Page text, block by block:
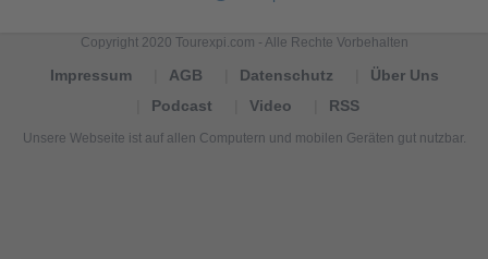
Copyright 2020 Tourexpi.com - Alle Rechte Vorbehalten
Impressum AGB Datenschutz
Über Uns
Podcast
Video RSS
Unsere Webseite ist auf allen Computern und mobilen Geräten gut nutzbar.